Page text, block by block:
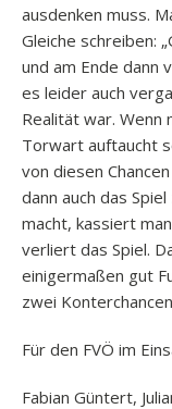
ausdenken muss.
Gleiche schreiben:
und am Ende dann
es leider auch
Realität war. Wenn
Torwart auftaucht
von diesen
dann auch das
macht, kassiert
verliert das Spiel.
einigermaßen gut
zwei
Für den FVÖ im
Fabian Güntert,